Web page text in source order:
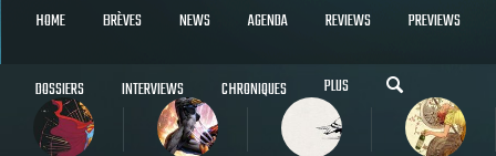
HOME BRÈVES NEWS AGENDA REVIEWS PREVIEWS
DOSSIERS INTERVIEWS CHRONIQUES PLUS